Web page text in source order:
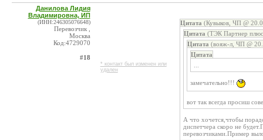
Данилова Лидия
Владимировна, ИП
(ИНН:246305076648)
Перевозчик ,
Москва
Код:4729070
#18
* контакт был изменен или
удален
Цитата (Кувыков, ЧП @
Цитата (ТЭК Партнер
Цитата (вояж-л, ЧП @
Цитата
замечательно!!!
вот так всегда просиш
А что хочется,чтобы
диспетчера скоро не
перевозчиками.Пример